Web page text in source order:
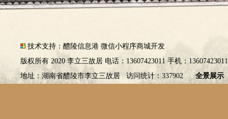
技术支持： 醴陵信息港 微信小程序商城开发
版权所有 2020 李立三故居 电话：13607423011 手机：
地址：湖南省醴陵市李立三故居 访问统计：337902 全景展示